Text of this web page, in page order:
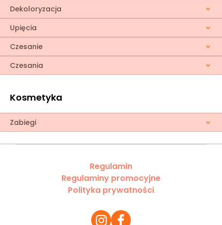
Dekoloryzacja
Upięcia
Czesanie
Czesania
Kosmetyka
Zabiegi
Regulamin
Regulaminy promocyjne
Polityka prywatności